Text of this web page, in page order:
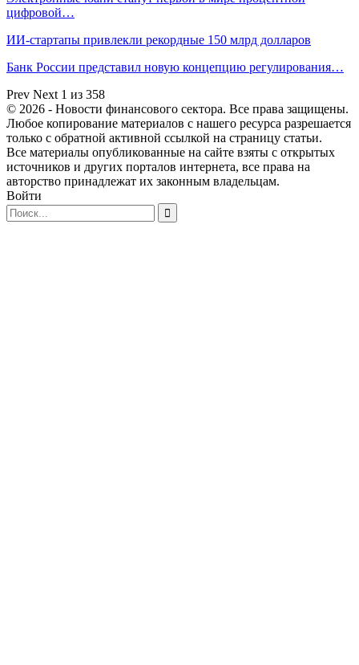
цифровой…
ИИ-стартапы привлекли рекордные 150 млрд долларов
Банк России представил новую концепцию регулирования…
Prev Next 1 из 358
© 2026 - Новости финансового сектора. Все права защищены.
Любое копирование материалов с нашего ресурса разрешается
только с обратной активной ссылкой на страницу статьи.
Все материалы опубликованные на сайте взяты с открытых
источников и других порталов интернета, все права на
авторство принадлежат их законным владельцам.
Войти